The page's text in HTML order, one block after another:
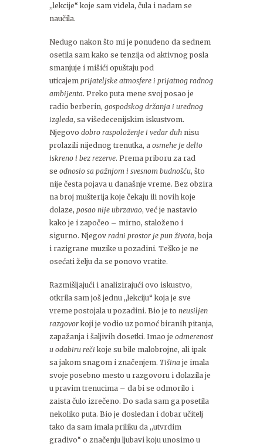
,,lekcije“ koje sam videla, čula i nadam se
naučila.
Nedugo nakon što mi je ponuđeno da sednem
osetila sam kako se tenzija od aktivnog posla
smanjuje i mišići opuštaju pod
uticajem prijateljske atmosfere i prijatnog radnog
ambijenta. Preko puta mene svoj posao je
radio berberin, gospodskog držanja i urednog
izgleda, sa višedecenijskim iskustvom.
Njegovo dobro raspoloženje i vedar duh nisu
prolazili nijednog trenutka, a osmehe je delio
iskreno i bez rezerve. Prema priboru za rad
se odnosio sa pažnjom i svesnom budnošću, što
nije česta pojava u današnje vreme. Bez obzira
na broj mušterija koje čekaju ili novih koje
dolaze, posao nije ubrzavao, već je nastavio
kako je i započeo – mirno, staloženo i
sigurno. Njegov radni prostor je pun života, boja
i razigrane muzike u pozadini. Teško je ne
osećati želju da se ponovo vratite.
Razmišljajući i analizirajući ovo iskustvo,
otkrila sam još jednu ,,lekciju“ koja je sve
vreme postojala u pozadini. Bio je to neusiljen
razgovor koji je vodio uz pomoć biranih pitanja,
zapažanja i šaljivih dosetki. Imao je odmerenost
u odabiru reči koje su bile malobrojne, ali ipak
sa jakom snagom i značenjem. Tišina je imala
svoje posebno mesto u razgovoru i dolazila je
u pravim trenucima – da bi se odmorilo i
zaista čulo izrečeno. Do sada sam ga posetila
nekoliko puta. Bio je dosledan i dobar učitelj
tako da sam imala priliku da ,,utvrdim
gradivo“ o značenju ljubavi koju unosimo u